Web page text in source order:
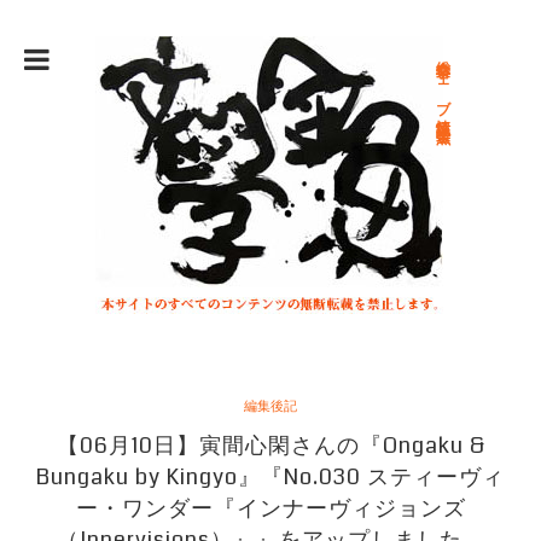
総合文学ウェブ情報誌 文学金魚
編集後記
【06月10日】寅間心閑さんの『Ongaku &
Bungaku by Kingyo』『No.030 スティーヴィ
ー・ワンダー『インナーヴィジョンズ